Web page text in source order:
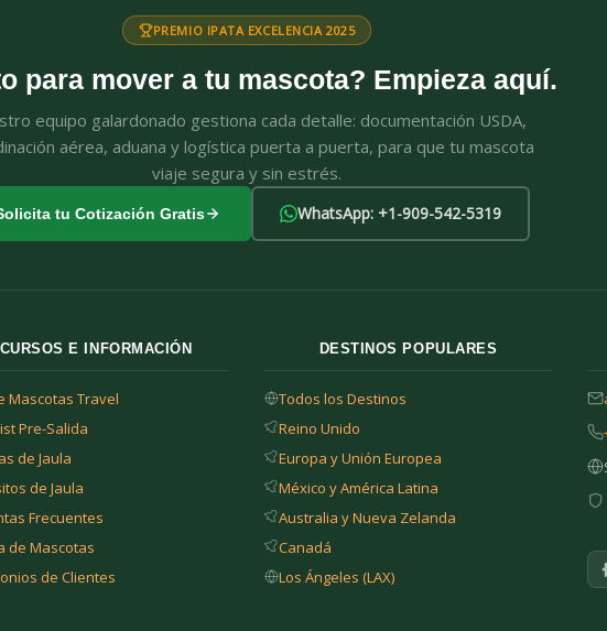
PREMIO IPATA EXCELENCIA 2025
para mover a tu mascota? Empieza aquí.
equipo galardonado gestiona cada detalle: documentación USDA,
aérea, aduana y logística puerta a puerta, para que tu mascota
viaje segura y sin estrés.
tu Cotización Gratis WhatsApp: +1-909-542-5319
E INFORMACIÓN
Mascotas Travel
Pre-Salida
de Jaula
de Jaula
Frecuentes
de Mascotas
de Clientes
DESTINOS POPULARES
Todos los Destinos
Reino Unido
Europa y Unión Europea
México y América Latina
Australia y Nueva Zelanda
Canadá
Los Ángeles (LAX)